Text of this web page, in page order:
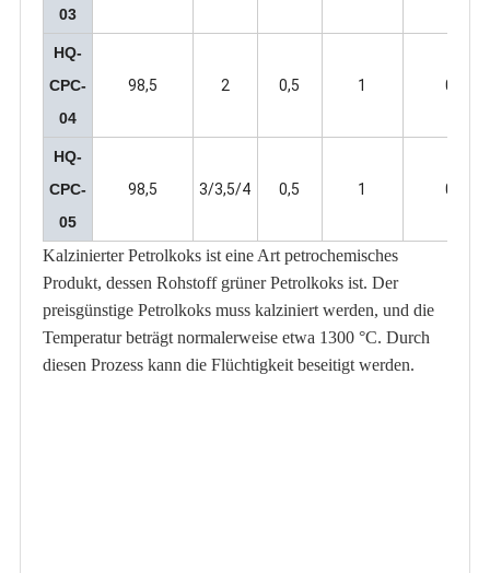
03
HQ-
CPC-
04
98,5 2 0,5 1 0,5
HQ-
CPC-
05
98,5 3/3,5/4 0,5 1 0,5
Kalzinierter Petrolkoks ist eine Art petrochemisches
Produkt, dessen Rohstoff grüner Petrolkoks ist. Der
preisgünstige Petrolkoks muss kalziniert werden, und die
Temperatur beträgt normalerweise etwa 1300 °C. Durch
diesen Prozess kann die Flüchtigkeit beseitigt werden.